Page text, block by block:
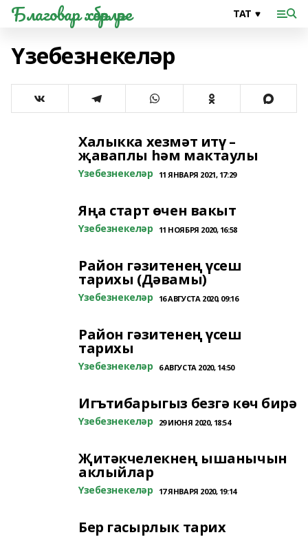
Благовар хәбәрләре
Үзебезнекеләр
Халыкка хезмәт итү –
җаваплы һәм мактаулы
Үзебезнекеләр 11 ЯНВАРЯ 2021, 17:29
Яңа старт өчен вакыт
Үзебезнекеләр 11 НОЯБРЯ 2020, 16:58
Район гәзитенең үсеш
тарихы (Дәвамы)
Үзебезнекеләр 16 АВГУСТА 2020, 09:16
Район гәзитенең үсеш
тарихы
Үзебезнекеләр 6 АВГУСТА 2020, 14:50
Игътибарыгыз безгә көч бирә
Үзебезнекеләр 29 ИЮНЯ 2020, 18:54
Җитәкчелекнең ышанычын
аклыйлар
Үзебезнекеләр 17 ЯНВАРЯ 2020, 19:14
Бер гасырлык тарих